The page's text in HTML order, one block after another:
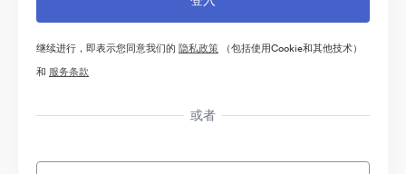
继续进行，即表示您同意我们的 隐私政策 （包括使用Cookie和其他技术）
和 服务条款
或者